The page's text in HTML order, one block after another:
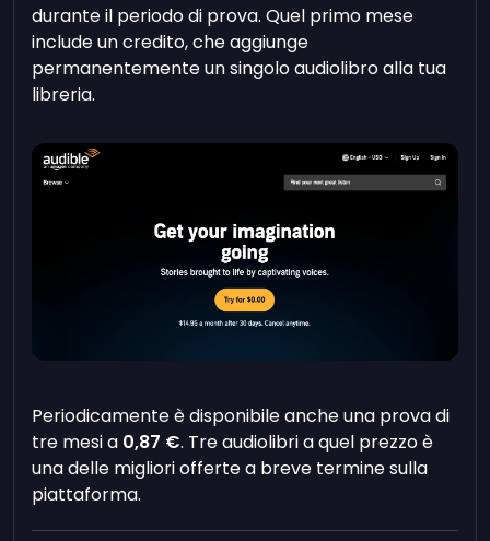
durante il periodo di prova. Quel primo mese
include un credito, che aggiunge
permanentemente un singolo audiolibro alla tua
libreria.
Periodicamente è disponibile anche una prova di
tre mesi a 0,87 €. Tre audiolibri a quel prezzo è
una delle migliori offerte a breve termine sulla
piattaforma.